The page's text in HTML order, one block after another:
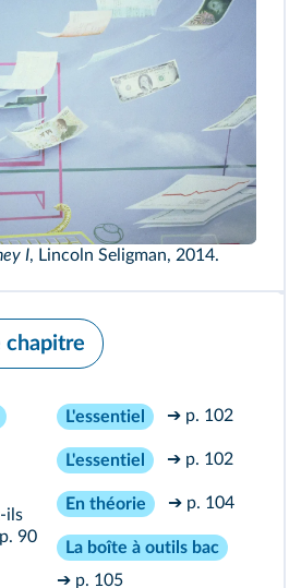
I, Lincoln Seligman, 2014.
chapitre
90
L'essentiel ➔ p. 102
L'essentiel ➔ p. 102
En théorie ➔ p. 104
La boîte à outils bac
➔ p. 105